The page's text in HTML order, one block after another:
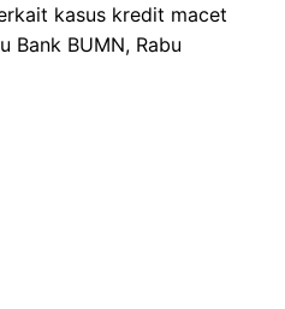
kasus kredit macet
Bank BUMN, Rabu